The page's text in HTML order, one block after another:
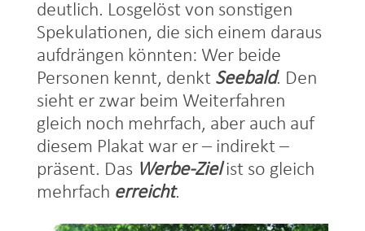
deutlich. Losgelöst von sonstigen
Spekulationen, die sich einem daraus
aufdrängen könnten: Wer beide
Personen kennt, denkt Seebald. Den
sieht er zwar beim Weiterfahren
gleich noch mehrfach, aber auch auf
diesem Plakat war er – indirekt –
präsent. Das Werbe-Zielist so gleich
mehrfach erreicht.